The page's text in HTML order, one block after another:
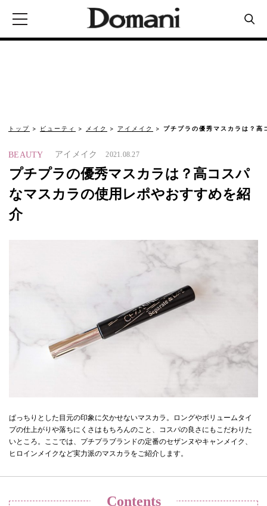
トップ ビューティ メイク アイメイク プチプラの優秀マスカラは？
BEAUTY アイメイク 2021.08.27
プチプラの優秀マスカラは？高コスパ
なマスカラの使用レポやおすすめを紹
介
ぱっちりとした目元の印象に欠かせないマスカラ。ロングやボリュームタイ
プの仕上がりや落ちにくさはもちろんのこと、コスパの良さにもこだわりた
いところ。ここでは、プチプラブランドの定番のセザンヌやキャンメイク、
ヒロインメイクなど実力派のマスカラをご紹介します。
Contents